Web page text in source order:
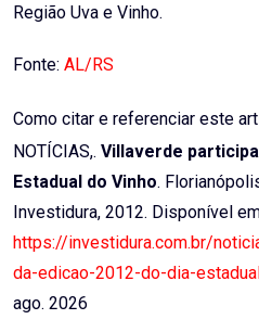
Região Uva e Vinho.
Fonte: AL/RS
Como citar e referenciar este
NOTÍCIAS,. Villaverde
Estadual do Vinho.
Investidura, 2012. Disponível
https://investidura.com.br/
da-edicao-2012-do-dia-
ago. 2026